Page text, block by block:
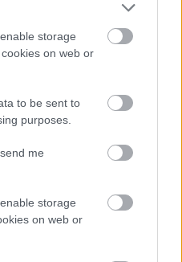
storage
on web or
to be sent to
purposes.
me
storage
on web or